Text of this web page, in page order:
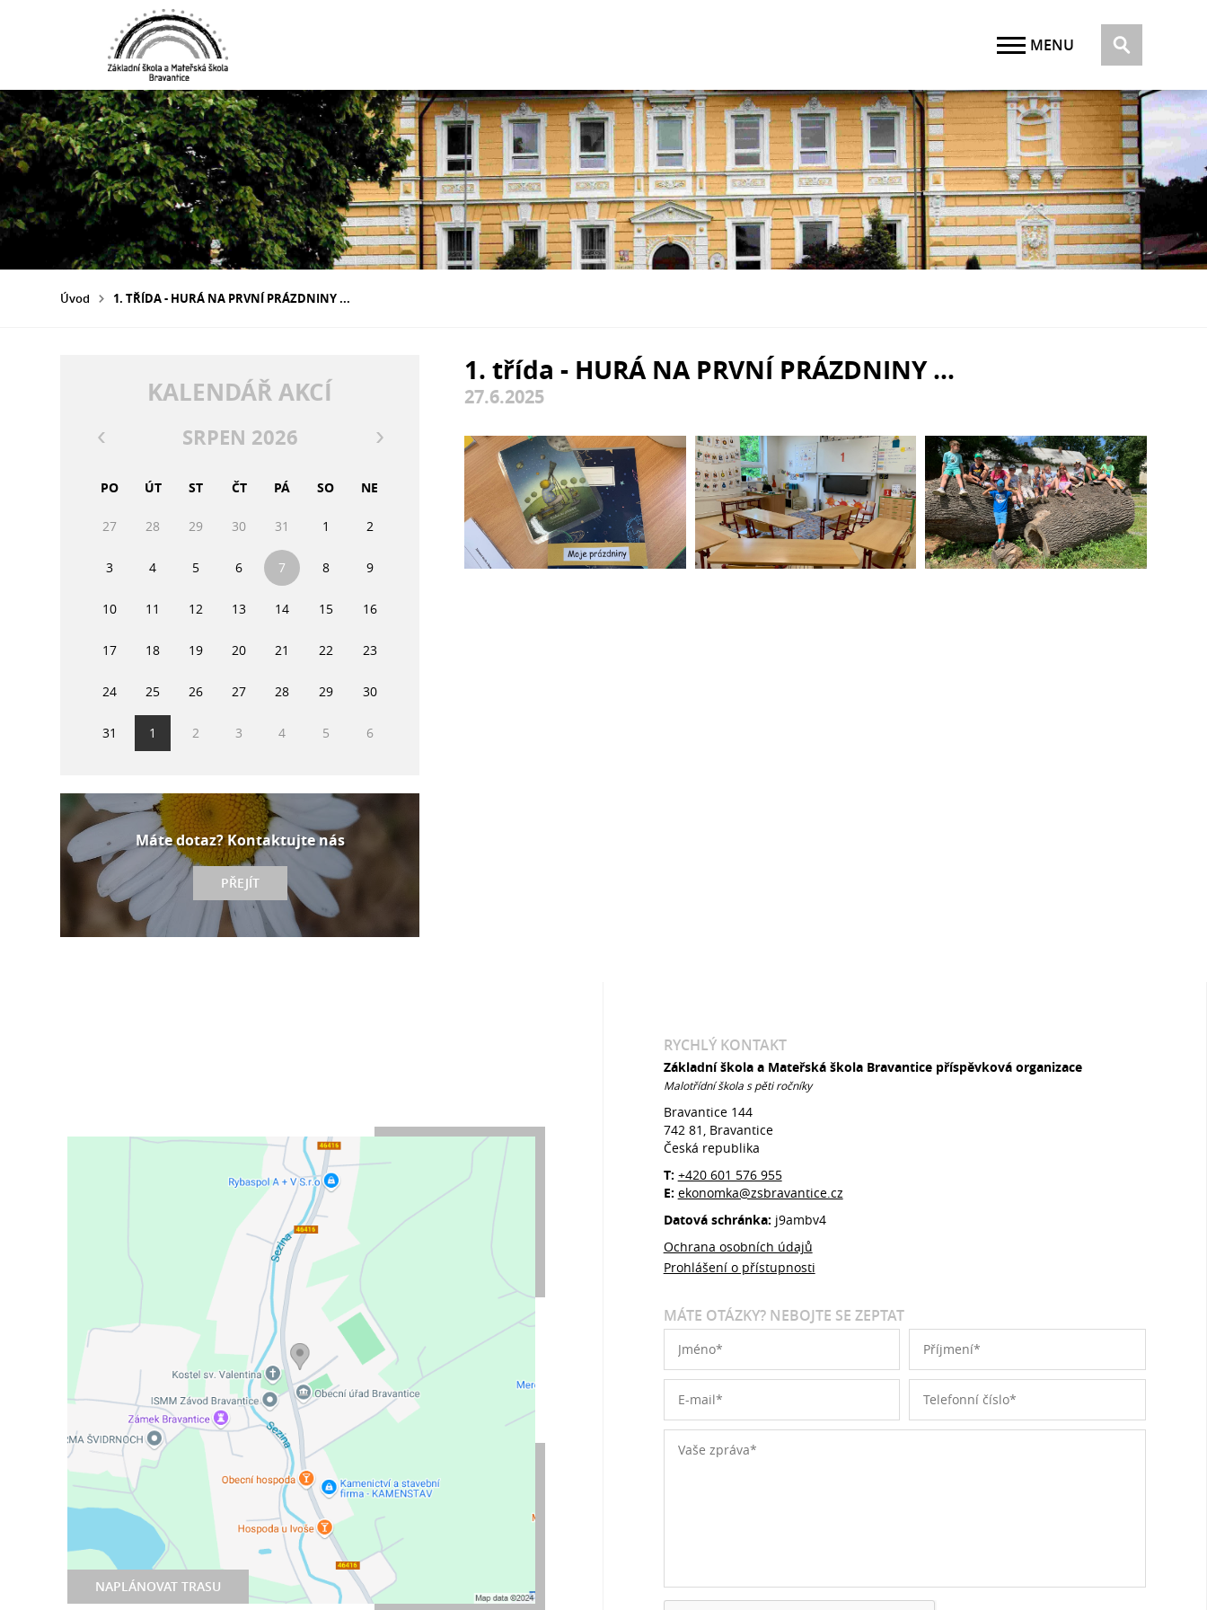
Úvod 1. TŘÍDA - HURÁ NA PRVNÍ PRÁZDNINY ...
1. třída - HURÁ NA PRVNÍ PRÁZDNINY ...
27.6.2025
KALENDÁŘ AKCÍ
SRPEN 2026
PO ÚT ST ČT PÁ SO NE
27 28 29 30 31 1 2
3 4 5 6 7 8 9
10 11 12 13 14 15 16
17 18 19 20 21 22 23
24 25 26 27 28 29 30
31 1 2 3 4 5 6
Máte dotaz? Kontaktujte nás
PŘEJÍT
NAPLÁNOVAT TRASU
RYCHLÝ KONTAKT
Základní škola a Mateřská škola Bravantice příspěvková organizace
Malotřídní škola s pěti ročníky
Bravantice 144
742 81, Bravantice
Česká republika
T: +420 601 576 955
E: ekonomka@zsbravantice.cz
Datová schránka: j9ambv4
Ochrana osobních údajů
Prohlášení o přístupnosti
MÁTE OTÁZKY? NEBOJTE SE ZEPTAT